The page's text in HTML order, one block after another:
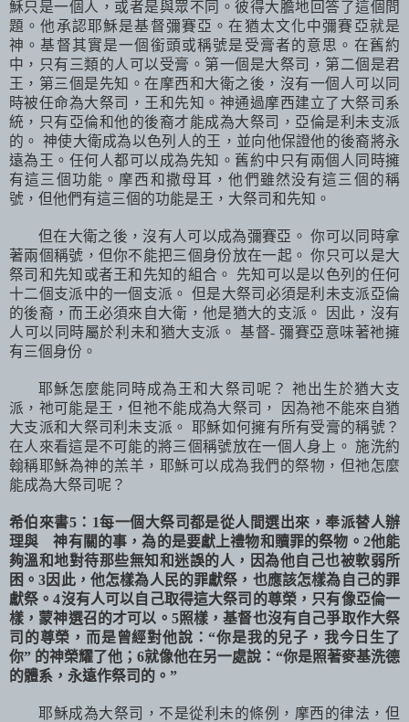
穌只是一個人，或者是與眾不同。彼得大膽地回答了這個問
題。他承認耶穌是基督彌賽亞。在猶太文化中彌賽亞就是
神。基督其實是一個銜頭或稱號是受膏者的意思。在舊約
中，只有三類的人可以受膏。第一個是大祭司，第二個是君
王，第三個是先知。在摩西和大衛之後，沒有一個人可以同
時被任命為大祭司，王和先知。神通過摩西建立了大祭司系
統，只有亞倫和他的後裔才能成為大祭司，亞倫是利未支派
的。 神使大衛成為以色列人的王，並向他保證他的後裔將永
遠為王。任何人都可以成為先知。舊約中只有兩個人同時擁
有這三個功能。摩西和撒母耳，他們雖然没有這三個的稱
號，但他們有這三個的功能是王，大祭司和先知。
但在大衛之後，沒有人可以成為彌賽亞。 你可以同時拿
著兩個稱號，但你不能把三個身份放在一起。 你只可以是大
祭司和先知或者王和先知的組合。 先知可以是以色列的任何
十二個支派中的一個支派。 但是大祭司必須是利未支派亞倫
的後裔，而王必須來自大衛，他是猶大的支派。 因此，沒有
人可以同時屬於利未和猶大支派。 基督- 彌賽亞意味著祂擁
有三個身份。
耶穌怎麼能同時成為王和大祭司呢？ 祂出生於猶大支
派，祂可能是王，但祂不能成為大祭司， 因為祂不能來自猶
大支派和大祭司利未支派。 耶穌如何擁有所有受膏的稱號？
在人來看這是不可能的將三個稱號放在一個人身上。 施洗約
翰稱耶穌為神的羔羊，耶穌可以成為我們的祭物，但祂怎麼
能成為大祭司呢？
希伯來書5： 1每一個大祭司都是從人間選出來，奉派替人辦
理與 神有關的事，為的是要獻上禮物和贖罪的祭物。 2他能
夠溫和地對待那些無知和迷誤的人，因為他自己也被軟弱所
困。3因此，他怎樣為人民的罪獻祭，也應該怎樣為自己的罪
獻祭。4沒有人可以自己取得這大祭司的尊榮，只有像亞倫一
樣，蒙神選召的才可以。 5照樣，基督也沒有自己爭取作大祭
司的尊榮，而是曾經對他說：“你是我的兒子，我今日生了
你” 的神榮耀了他； 6就像他在另一處說： “你是照著麥基洗德
的體系，永遠作祭司的。 ”
耶穌成為大祭司，不是從利未的條例，摩西的律法，但